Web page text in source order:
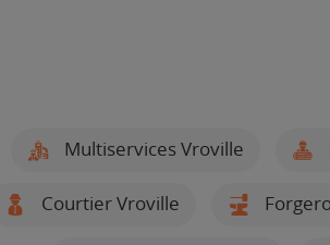
Multiservices Vroville
Courtier Vroville